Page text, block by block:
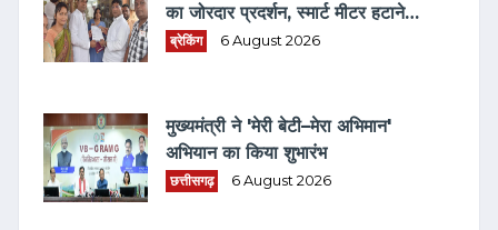
का जोरदार प्रदर्शन, स्मार्ट मीटर हटाने
भरवाया फार्म
ब्रेकिंग 6 August 2026
मुख्यमंत्री ने 'मेरी बेटी–मेरा अभिमान'
अभियान का किया शुभारंभ
छत्तीसगढ़ 6 August 2026